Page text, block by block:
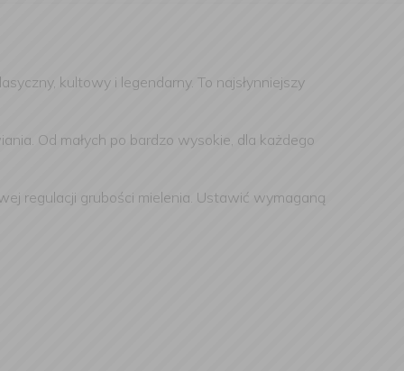
kultowy i legendarny. To najsłynniejszy
Od małych po bardzo wysokie, dla każdego
regulacji grubości mielenia. Ustawić wymaganą